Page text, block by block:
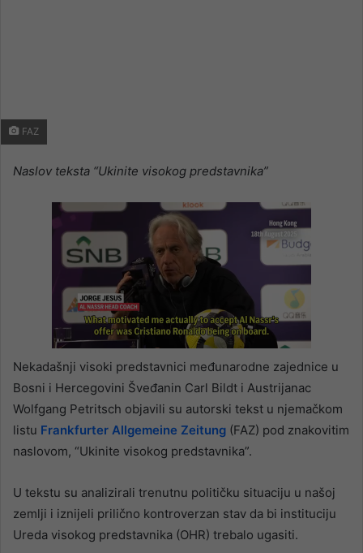
FAZ
Naslov teksta “Ukinite visokog predstavnika”
Nekadašnji visoki predstavnici međunarodne zajednice u
Bosni i Hercegovini Šveđanin Carl Bildt i Austrijanac
Wolfgang Petritsch objavili su autorski tekst u njemačkom
listu Frankfurter Allgemeine Zeitung (FAZ) pod znakovitim
naslovom, “Ukinite visokog predstavnika”.
U tekstu su analizirali trenutnu političku situaciju u našoj
zemlji i iznijeli prilično kontroverzan stav da bi instituciju
Ureda visokog predstavnika (OHR) trebalo ugasiti.